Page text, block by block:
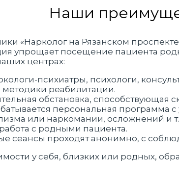
Наши
«Нарколог на Рязанском
упрощает посещение пациента
центрах:
психиатры, психологи,
реабилитации.
обстановка, способствующая
персональная программа
или наркомании, осложнений и
с родными пациента.
сеансы проходят анонимно, с
у себя, близких или родных,